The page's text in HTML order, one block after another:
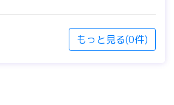
もっと見る(0件)